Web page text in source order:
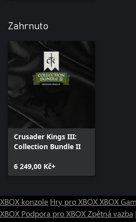
Zahrnuto
Crusader Kings III:
Collection Bundle II
6 249,00 Kč+
XBOX konzole Hry pro XBOXXBOX
XBOX Podpora pro XBOXZpětná vazba